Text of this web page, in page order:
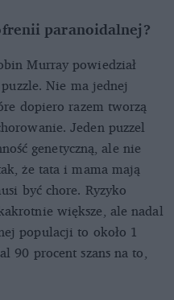
paranoidalnej?
Murray powiedział
Nie ma jednej
dopiero razem tworzą
Jeden puzzel
genetyczną, ale nie
że tata i mama mają
być chore. Ryzyko
większe, ale nadal
populacji to około 1
90 procent szans na to,